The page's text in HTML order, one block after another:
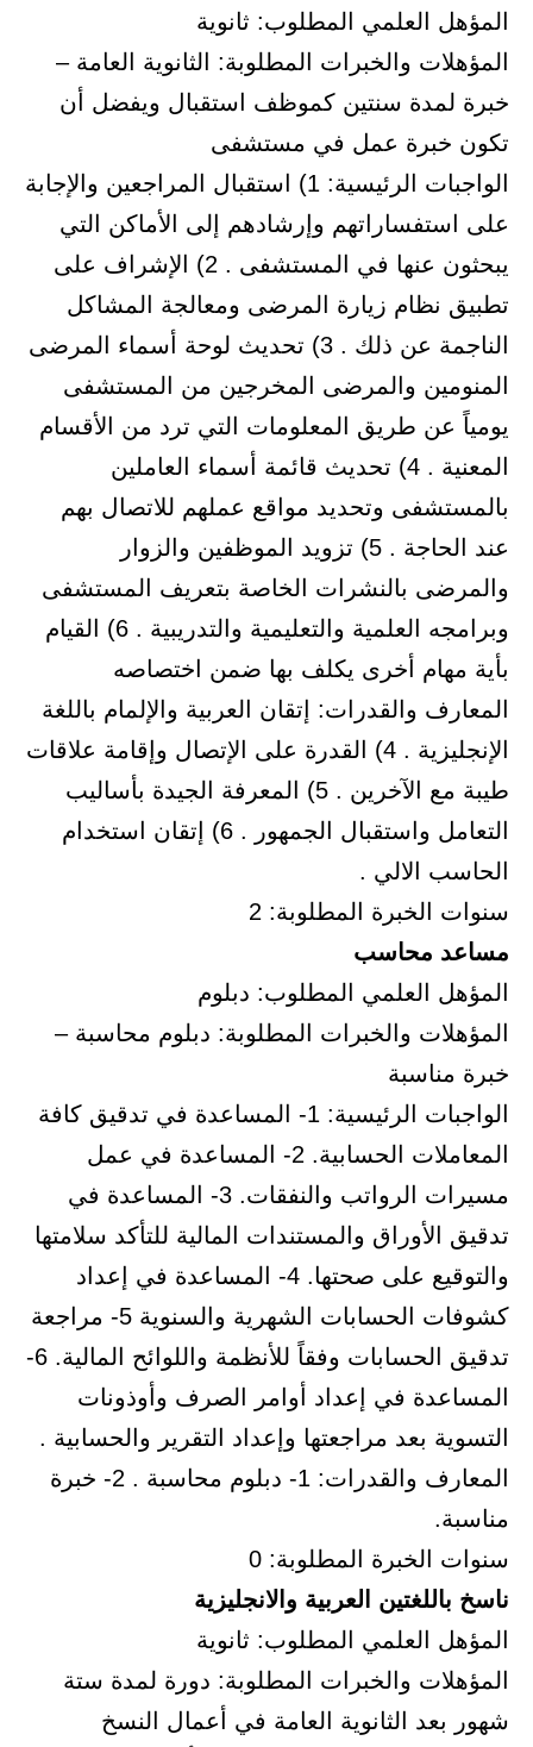
المؤهل العلمي المطلوب: ثانوية
المؤهلات والخبرات المطلوبة: الثانوية العامة –
خبرة لمدة سنتين كموظف استقبال ويفضل أن
تكون خبرة عمل في مستشفى
الواجبات الرئيسية: 1) استقبال المراجعين والإجابة
على استفساراتهم وإرشادهم إلى الأماكن التي
يبحثون عنها في المستشفى . 2) الإشراف على
تطبيق نظام زيارة المرضى ومعالجة المشاكل
الناجمة عن ذلك . 3) تحديث لوحة أسماء المرضى
المنومين والمرضى المخرجين من المستشفى
يومياً عن طريق المعلومات التي ترد من الأقسام
المعنية . 4) تحديث قائمة أسماء العاملين
بالمستشفى وتحديد مواقع عملهم للاتصال بهم
عند الحاجة . 5) تزويد الموظفين والزوار
والمرضى بالنشرات الخاصة بتعريف المستشفى
وبرامجه العلمية والتعليمية والتدريبية . 6) القيام
بأية مهام أخرى يكلف بها ضمن اختصاصه
المعارف والقدرات: إتقان العربية والإلمام باللغة
الإنجليزية . 4) القدرة على الإتصال وإقامة علاقات
طيبة مع الآخرين . 5) المعرفة الجيدة بأساليب
التعامل واستقبال الجمهور . 6) إتقان استخدام
الحاسب الالي .
سنوات الخبرة المطلوبة: 2
مساعد محاسب
المؤهل العلمي المطلوب: دبلوم
المؤهلات والخبرات المطلوبة: دبلوم محاسبة –
خبرة مناسبة
الواجبات الرئيسية: 1- المساعدة في تدقيق كافة
المعاملات الحسابية. 2- المساعدة في عمل
مسيرات الرواتب والنفقات. 3- المساعدة في
تدقيق الأوراق والمستندات المالية للتأكد سلامتها
والتوقيع على صحتها. 4- المساعدة في إعداد
كشوفات الحسابات الشهرية والسنوية 5- مراجعة
تدقيق الحسابات وفقاً للأنظمة واللوائح المالية. 6-
المساعدة في إعداد أوامر الصرف وأوذونات
التسوية بعد مراجعتها وإعداد التقرير والحسابية .
المعارف والقدرات: 1- دبلوم محاسبة . 2- خبرة
مناسبة.
سنوات الخبرة المطلوبة: 0
ناسخ باللغتين العربية والانجليزية
المؤهل العلمي المطلوب: ثانوية
المؤهلات والخبرات المطلوبة: دورة لمدة ستة
شهور بعد الثانوية العامة في أعمال النسخ